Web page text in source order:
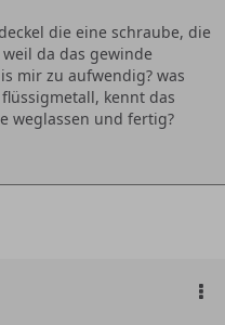
die eine schraube, die
da das gewinde
mir zu aufwendig? was
kennt das
weglassen und fertig?